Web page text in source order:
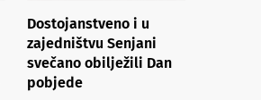
Dostojanstveno i u
zajedništvu Senjani
svečano obilježili Dan
pobjede